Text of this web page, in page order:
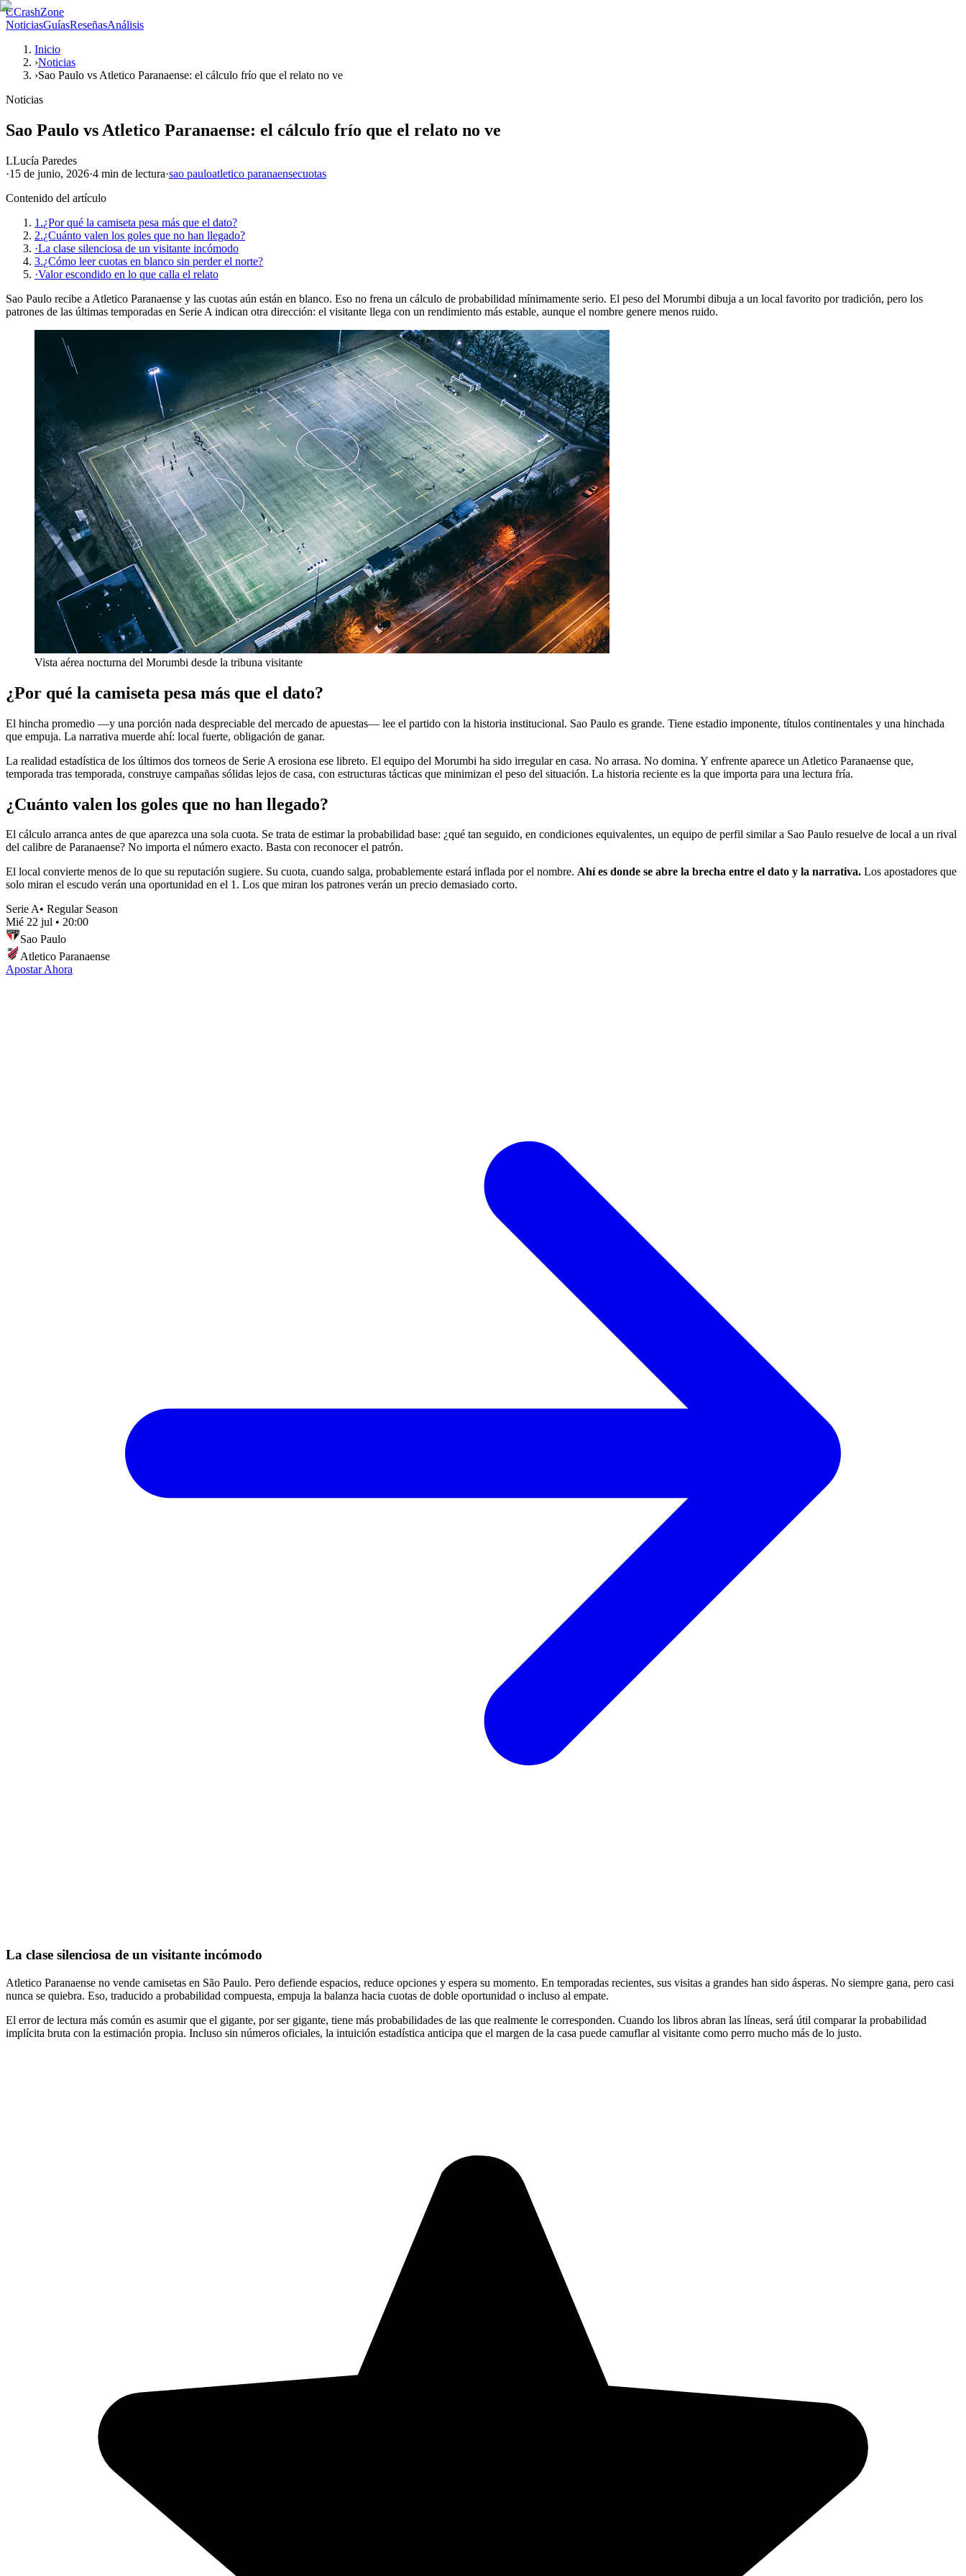
CCrashZone
NoticiasGuíasReseñasAnálisis
Inicio
›Noticias
›Sao Paulo vs Atletico Paranaense: el cálculo frío que el relato no ve
Noticias
Sao Paulo vs Atletico Paranaense: el cálculo frío que el relato no ve
LLucía Paredes
·15 de junio, 2026·4 min de lectura·sao pauloatletico paranaensecuotas
Contenido del artículo
1.¿Por qué la camiseta pesa más que el dato?
2.¿Cuánto valen los goles que no han llegado?
·La clase silenciosa de un visitante incómodo
3.¿Cómo leer cuotas en blanco sin perder el norte?
·Valor escondido en lo que calla el relato
Sao Paulo recibe a Atletico Paranaense y las cuotas aún están en blanco. Eso no frena un cálculo de probabilidad mínimamente serio. El peso del Morumbi dibuja a un local favorito por tradición, pero los
patrones de las últimas temporadas en Serie A indican otra dirección: el visitante llega con un rendimiento más estable, aunque el nombre genere menos ruido.
Vista aérea nocturna del Morumbi desde la tribuna visitante
¿Por qué la camiseta pesa más que el dato?
El hincha promedio —y una porción nada despreciable del mercado de apuestas— lee el partido con la historia institucional. Sao Paulo es grande. Tiene estadio imponente, títulos continentales y una hinchada
que empuja. La narrativa muerde ahí: local fuerte, obligación de ganar.
La realidad estadística de los últimos dos torneos de Serie A erosiona ese libreto. El equipo del Morumbi ha sido irregular en casa. No arrasa. No domina. Y enfrente aparece un Atletico Paranaense que,
temporada tras temporada, construye campañas sólidas lejos de casa, con estructuras tácticas que minimizan el peso del situación. La historia reciente es la que importa para una lectura fría.
¿Cuánto valen los goles que no han llegado?
El cálculo arranca antes de que aparezca una sola cuota. Se trata de estimar la probabilidad base: ¿qué tan seguido, en condiciones equivalentes, un equipo de perfil similar a Sao Paulo resuelve de local a un rival
del calibre de Paranaense? No importa el número exacto. Basta con reconocer el patrón.
El local convierte menos de lo que su reputación sugiere. Su cuota, cuando salga, probablemente estará inflada por el nombre. Ahí es donde se abre la brecha entre el dato y la narrativa. Los apostadores que
solo miran el escudo verán una oportunidad en el 1. Los que miran los patrones verán un precio demasiado corto.
Serie A• Regular Season
Mié 22 jul • 20:00
Sao Paulo
Atletico Paranaense
Apostar Ahora
La clase silenciosa de un visitante incómodo
Atletico Paranaense no vende camisetas en São Paulo. Pero defiende espacios, reduce opciones y espera su momento. En temporadas recientes, sus visitas a grandes han sido ásperas. No siempre gana, pero casi
nunca se quiebra. Eso, traducido a probabilidad compuesta, empuja la balanza hacia cuotas de doble oportunidad o incluso al empate.
El error de lectura más común es asumir que el gigante, por ser gigante, tiene más probabilidades de las que realmente le corresponden. Cuando los libros abran las líneas, será útil comparar la probabilidad
implícita bruta con la estimación propia. Incluso sin números oficiales, la intuición estadística anticipa que el margen de la casa puede camuflar al visitante como perro mucho más de lo justo.